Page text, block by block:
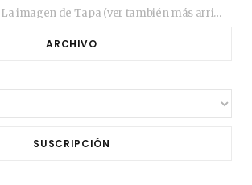
La imagen de Tapa (ver también más arriba) fue compuesta en estos días de febrero…
ARCHIVO
SUSCRIPCIÓN